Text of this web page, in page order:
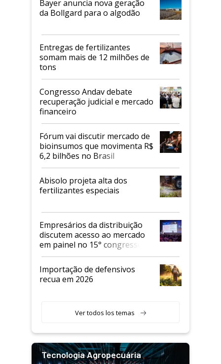
Bayer anuncia nova geração
da Bollgard para o algodão
Entregas de fertilizantes
somam mais de 12 milhões de
tons
Congresso Andav debate
recuperação judicial e mercado
financeiro
Fórum vai discutir mercado de
bioinsumos que movimenta R$
6,2 bilhões no Brasil
Abisolo projeta alta dos
fertilizantes especiais
Empresários da distribuição
discutem acesso ao mercado
em painel no 15° congresso
Andav
Importação de defensivos
recua em 2026
Ver todos los temas
Tecnologia Agropecuária